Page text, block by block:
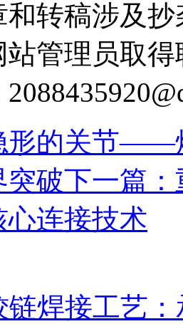
和转稿涉及
站管理员取
形的关节——
突破下一篇
连接技术
链焊接工艺